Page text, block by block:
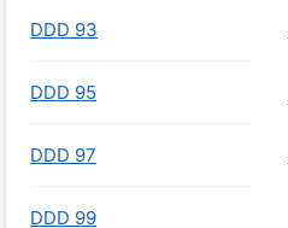
DDD 93
DDD 95
DDD 97
DDD 99